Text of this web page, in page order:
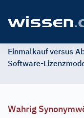
Einmalkauf versus
Software-
Wahrig